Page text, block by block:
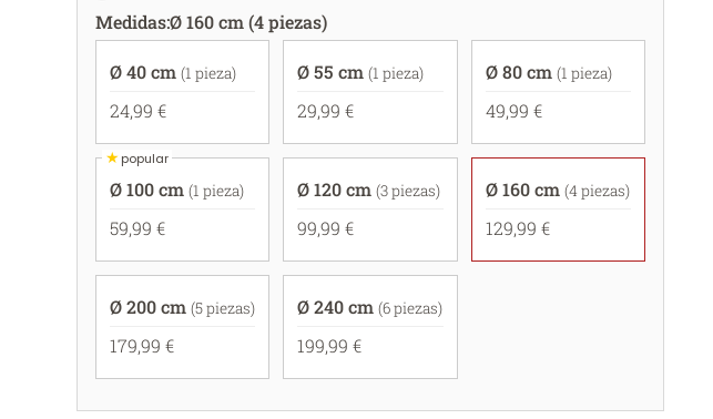
Medidas:Ø 160 cm (4 piezas)
Ø 40 cm (1 pieza)
24,99 €
Ø 55 cm (1 pieza)
29,99 €
Ø 80 cm (1 pieza)
49,99 €
★popular
Ø 100 cm (1 pieza)
59,99 €
Ø 120 cm (3 piezas)
99,99 €
Ø 160 cm (4 piezas)
129,99 €
Ø 200 cm (5 piezas)
179,99 €
Ø 240 cm (6 piezas)
199,99 €